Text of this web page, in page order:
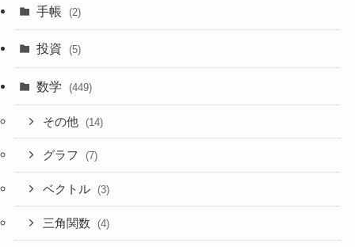
手帳 (2)
投資 (5)
数学 (449)
その他 (14)
グラフ (7)
ベクトル (3)
三角関数 (4)